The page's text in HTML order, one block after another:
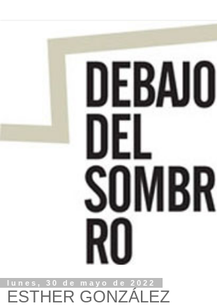
lunes, 30 de mayo de 2022
ESTHER GONZÁLEZ